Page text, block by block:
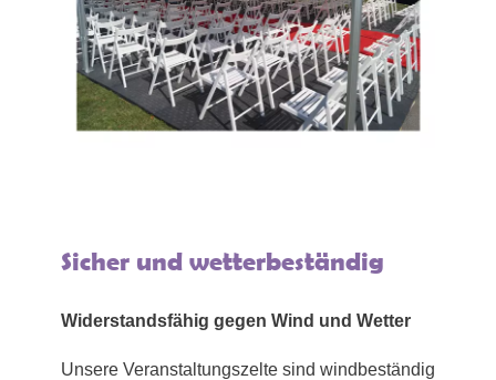
Sicher und wetterbeständig
Widerstandsfähig gegen Wind und Wetter
Unsere Veranstaltungszelte sind windbeständig